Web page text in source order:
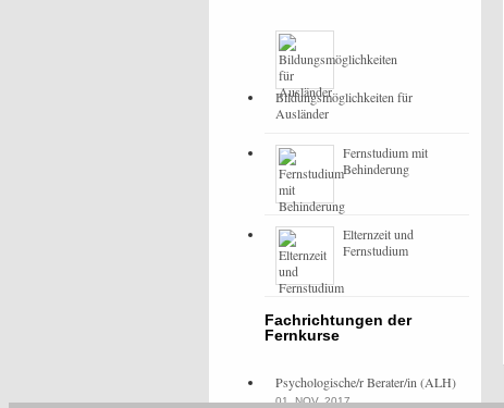
Bildungsmöglichkeiten für
Ausländer
Fernstudium mit
Behinderung
Elternzeit und
Fernstudium
Fachrichtungen der
Fernkurse
Psychologische/r Berater/in (ALH)
01. NOV, 2017